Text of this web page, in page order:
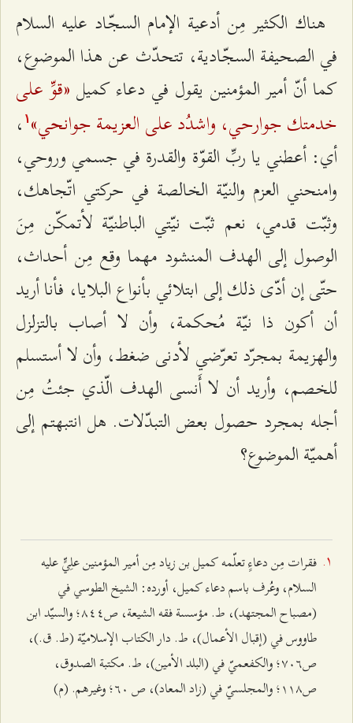
هناك الكثير مِن أدعية الإمام السجّاد عليه السلام
في الصحيفة السجّادية، تتحدّث عن هذا الموضوع،
كما أنّ أمير المؤمنين يقول في دعاء كميل «قوِّ على
خدمتك جوارحي، واشدُد على العزيمة جوانحي» ۱ ،
أي: أعطني يا ربِّ القوّة والقدرة في جسمي وروحي،
وامنحني العزم والنيّة الخالصة في حركتي اتّجاهك،
وثبّت قدمي، نعم ثبّت نيّتي الباطنيّة لأتمكّن مِنَ
الوصول إلى الهدف المنشود مهما وقع مِن أحداث،
حتّى إن أدّى ذلك إلى ابتلائي بأنواع البلايا، فأنا أريد
أن أكون ذا نيّة مُحكمة، وأن لا أصاب بالتزلزل
والهزيمة بمجرّد تعرّضي لأدنى ضغط، وأن لا أستسلم
للخصم، وأريد أن لا أَنسى الهدف الّذي جئتُ مِن
أجله بمجرد حصول بعض التبدّلات. هل انتبهتم إلى
أهميّة الموضوع؟
فقرات مِن دعاءٍ تعلّمه كميل بن زياد مِن أمير المؤمنين علِيٍّ عليه
السلام، وعُرف باسم دعاء كميل، أورده: الشيخ الطوسي في
(مصباح المجتهد)، ط. مؤسسة فقه الشيعة، ص۸٤٤؛ والسيّد ابن
طاووس في (إقبال الأعمال)، ط. دار الكتاب الإسلاميّة (ط. ق.)،
ص۷۰٦؛ والكفعميّ في (البلد الأمين)، ط. مكتبة الصدوق،
ص۱۱۸؛ والمجلسيّ في (زاد المعاد)، ص ٦۰؛ وغيرهم. (م)